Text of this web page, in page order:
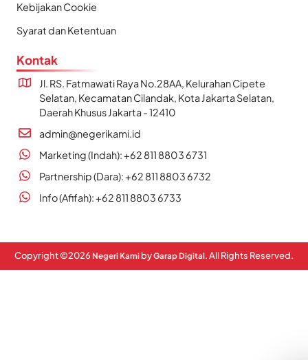
Kebijakan Cookie
Syarat dan Ketentuan
Kontak
Jl. RS. Fatmawati Raya No.28AA, Kelurahan Cipete
Selatan, Kecamatan Cilandak, Kota Jakarta Selatan,
Daerah Khusus Jakarta - 12410
admin@negerikami.id
Marketing (Indah): +62 811 8803 6731
Partnership (Dara): +62 811 8803 6732
Info (Afifah): +62 811 8803 6733
Copyright ©2026 Negeri Kami byGarap Digital. All Rights Reserved.